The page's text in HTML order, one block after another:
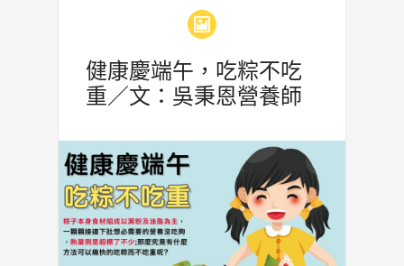
健康慶端午，吃粽不吃
重／文：吳秉恩營養師